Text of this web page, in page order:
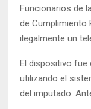
Funcionarios de
de Cumplimiento
ilegalmente un
El dispositivo fue
utilizando el
del imputado.